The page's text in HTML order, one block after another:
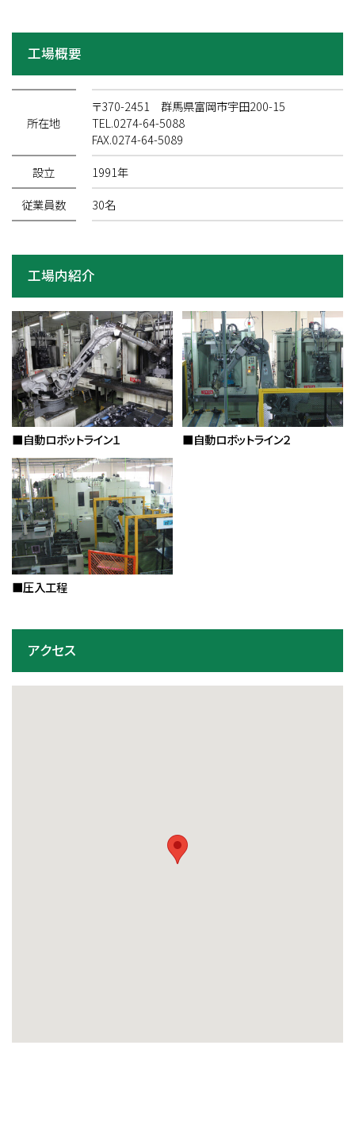
工場概要
所在地
〒370-2451 群馬県富岡市宇田200-15
TEL.0274-64-5088
FAX.0274-64-5089
設立
1991年
従業員数
30名
工場内紹介
■自動ロボットライン１ ■自動ロボットライン２
■圧入工程
アクセス